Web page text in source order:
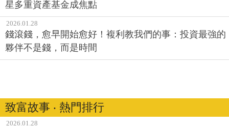
星多重資產基金成焦點
2026.01.28
錢滾錢，愈早開始愈好！複利教我們的事：投資最強的
夥伴不是錢，而是時間
致富故事 ‧ 熱門排行
2026.01.28